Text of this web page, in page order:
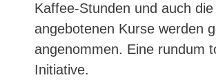
Kaffee-Stunden und auch die
angebotenen Kurse werden
angenommen. Eine rundum
Initiative.